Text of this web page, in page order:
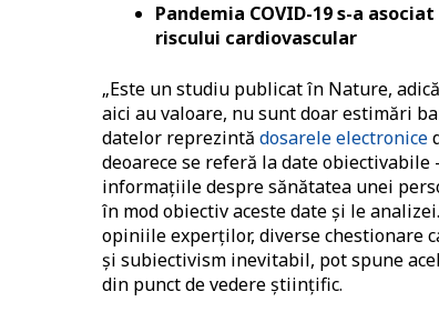
Pandemia COVID-19 s-a
riscului cardiovascular
„Este un studiu publicat în Nature,
aici au valoare, nu sunt doar estimări
datelor reprezintă dosarele electronice
deoarece se referă la date
informațiile despre sănătatea unei
în mod obiectiv aceste date și le
opiniile experților, diverse chestionare
și subiectivism inevitabil, pot spune
din punct de vedere științific.